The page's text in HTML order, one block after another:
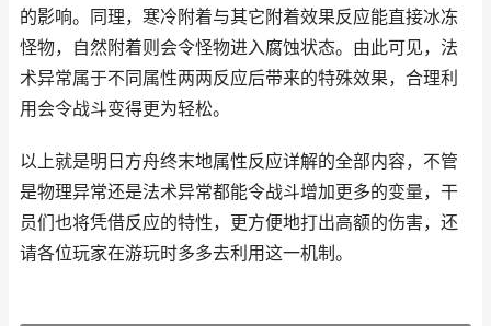
的影响。同理，寒冷附着与其它附着效果反应能直接冰冻
怪物，自然附着则会令怪物进入腐蚀状态。由此可见，法
术异常属于不同属性两两反应后带来的特殊效果，合理利
用会令战斗变得更为轻松。
以上就是明日方舟终末地属性反应详解的全部内容，不管
是物理异常还是法术异常都能令战斗增加更多的变量，干
员们也将凭借反应的特性，更方便地打出高额的伤害，还
请各位玩家在游玩时多多去利用这一机制。